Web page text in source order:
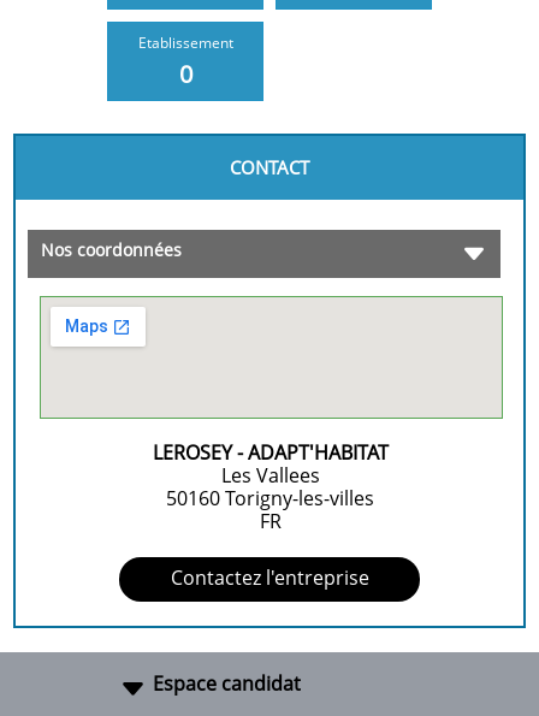
Etablissement
0
CONTACT
Nos coordonnées
LEROSEY - ADAPT'HABITAT
Les Vallees
50160Torigny-les-villes
FR
Contactez l'entreprise
Espace candidat